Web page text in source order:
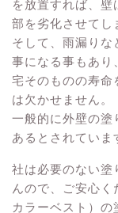
を放置すれば、
部を劣化させてし
そして、雨漏りな
事になる事もあり
宅そのものの寿命
は欠かせません。
一般的に外壁の塗
あるとされていま
社は必要のない塗
んので、ご安心く
カラーベスト）